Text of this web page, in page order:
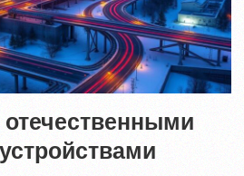
отечественными